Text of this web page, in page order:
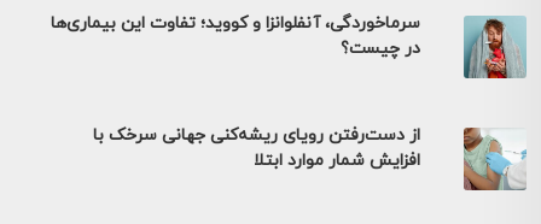
سرماخوردگی، آنفلوانزا و کووید؛ تفاوت این بیماری‌ها
در چیست؟
از دست‌رفتن رویای ریشه‌کنی جهانی سرخک با
افزایش شمار موارد ابتلا